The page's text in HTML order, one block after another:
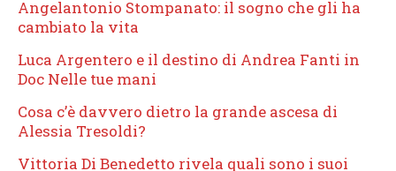
Angelantonio Stompanato: il sogno che gli ha
cambiato la vita
Luca Argentero e il destino di Andrea Fanti in
Doc Nelle tue mani
Cosa c’è davvero dietro la grande ascesa di
Alessia Tresoldi?
Vittoria Di Benedetto rivela quali sono i suoi